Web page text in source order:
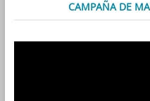
CAMPAÑA DE